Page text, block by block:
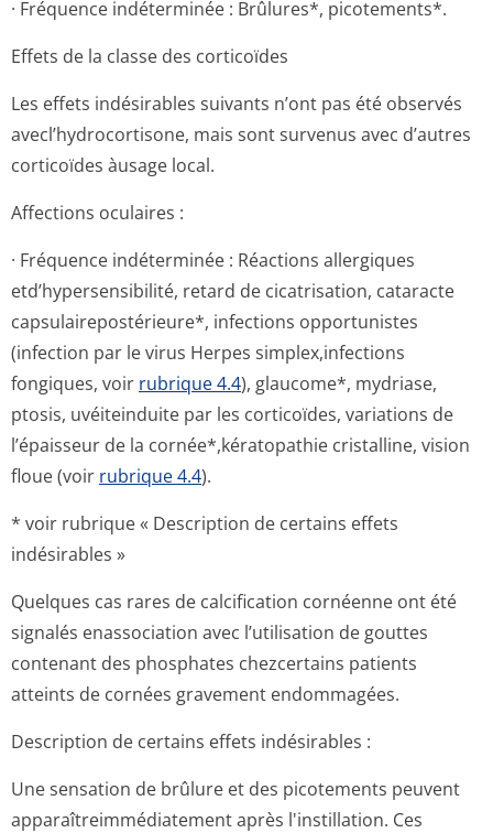
· Fréquence indéterminée : Brûlures*, picotements*.
Effets de la classe des corticoïdes
Les effets indésirables suivants n’ont pas été observés
avecl’hydrocor­tisone, mais sont survenus avec d’autres
corticoïdes àusage local.
Affections oculaires :
· Fréquence indéterminée : Réactions allergiques
etd’hypersensi­bilité, retard de cicatrisation, cataracte
capsulairepos­térieure*, infections opportunistes
(infection par le virus Herpes simplex,infections
fongiques, voir rubrique 4.4), glaucome*, mydriase,
ptosis, uvéiteinduite par les corticoïdes, variations de
l’épaisseur de la cornée*,kérato­pathie cristalline, vision
floue (voir rubrique 4.4).
* voir rubrique « Description de certains effets
indésirables »
Quelques cas rares de calcification cornéenne ont été
signalés enassociation avec l’utilisation de gouttes
contenant des phosphates chezcertains patients
atteints de cornées gravement endommagées.
Description de certains effets indésirables :
Une sensation de brûlure et des picotements peuvent
apparaîtreimmé­diatement après l'instillation. Ces